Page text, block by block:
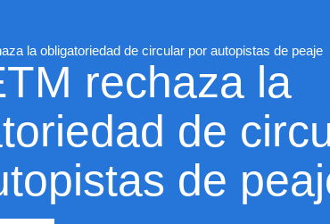
la obligatoriedad de circular por autopistas de peaje
rechaza la
de
de